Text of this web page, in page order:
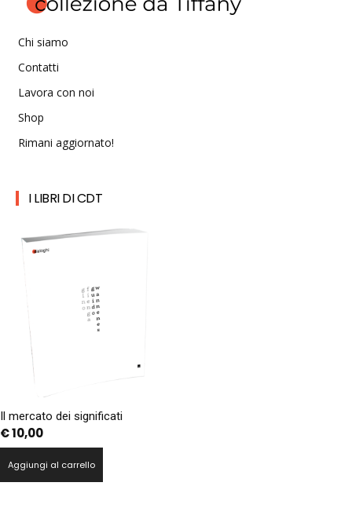
Chi siamo
Contatti
Lavora con noi
Shop
Rimani aggiornato!
I LIBRI DI CDT
Il mercato dei significati
€10,00
Aggiungi al carrello